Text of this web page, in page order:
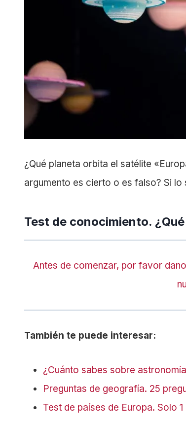
¿Qué planeta orbita el satélite
argumento es cierto o es falso? Si
Test de conocimiento.
Antes de comenzar, por favor
También te puede interesar:
¿Cuánto sabes sobre
Preguntas de geografía. 25
Test de países de Europa. Solo